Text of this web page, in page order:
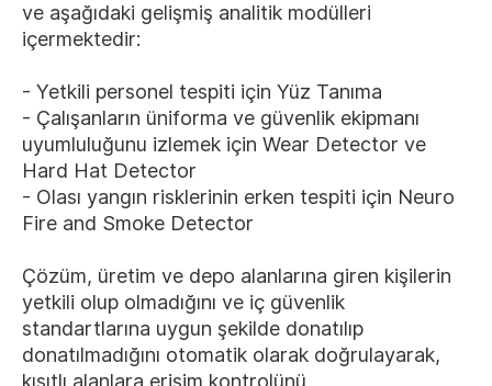
ve aşağıdaki gelişmiş analitik modülleri
içermektedir:
- Yetkili personel tespiti için Yüz Tanıma
- Çalışanların üniforma ve güvenlik ekipmanı
uyumluluğunu izlemek için Wear Detector ve
Hard Hat Detector
- Olası yangın risklerinin erken tespiti için Neuro
Fire and Smoke Detector
Çözüm, üretim ve depo alanlarına giren kişilerin
yetkili olup olmadığını ve iç güvenlik
standartlarına uygun şekilde donatılıp
donatılmadığını otomatik olarak doğrulayarak,